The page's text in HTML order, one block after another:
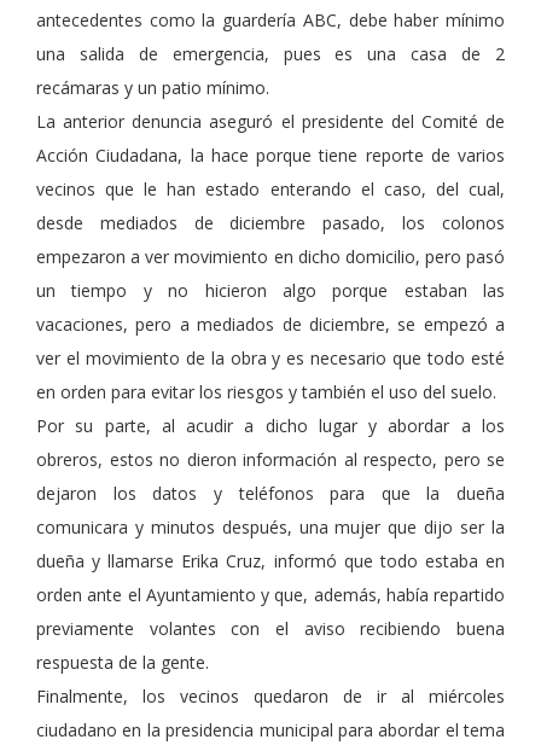
antecedentes como la guardería ABC, debe haber mínimo
una salida de emergencia, pues es una casa de 2
recámaras y un patio mínimo.
La anterior denuncia aseguró el presidente del Comité de
Acción Ciudadana, la hace porque tiene reporte de varios
vecinos que le han estado enterando el caso, del cual,
desde mediados de diciembre pasado, los colonos
empezaron a ver movimiento en dicho domicilio, pero pasó
un tiempo y no hicieron algo porque estaban las
vacaciones, pero a mediados de diciembre, se empezó a
ver el movimiento de la obra y es necesario que todo esté
en orden para evitar los riesgos y también el uso del suelo.
Por su parte, al acudir a dicho lugar y abordar a los
obreros, estos no dieron información al respecto, pero se
dejaron los datos y teléfonos para que la dueña
comunicara y minutos después, una mujer que dijo ser la
dueña y llamarse Erika Cruz, informó que todo estaba en
orden ante el Ayuntamiento y que, además, había repartido
previamente volantes con el aviso recibiendo buena
respuesta de la gente.
Finalmente, los vecinos quedaron de ir al miércoles
ciudadano en la presidencia municipal para abordar el tema